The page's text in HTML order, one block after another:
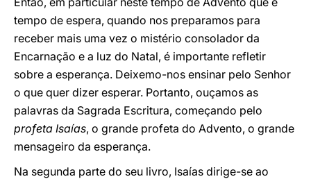
tempo de espera, quando nos preparamos para
receber mais uma vez o mistério consolador da
Encarnação e a luz do Natal, é importante refletir
sobre a esperança. Deixemo-nos ensinar pelo Senhor
o que quer dizer esperar. Portanto, ouçamos as
palavras da Sagrada Escritura, começando pelo
profeta Isaías, o grande profeta do Advento, o grande
mensageiro da esperança.
Na segunda parte do seu livro, Isaías dirige-se ao